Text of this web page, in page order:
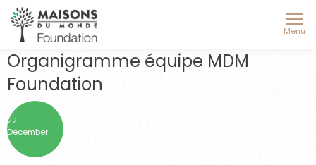
Menu
Organigramme équipe MDM
Foundation
22
December